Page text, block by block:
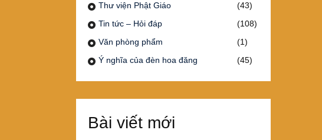
Thư viện Phật Giáo
(43)
Tin tức – Hỏi đáp
(108)
Văn phòng phẩm
(1)
Ý nghĩa của đèn hoa đăng
(45)
Bài viết mới